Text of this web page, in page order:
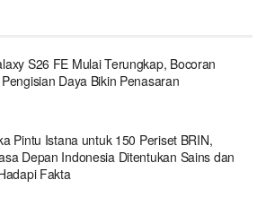
S26 FE Mulai Terungkap, Bocoran
Daya Bikin Penasaran
Pintu Istana untuk 150 Periset BRIN,
Depan Indonesia Ditentukan Sains dan
Fakta